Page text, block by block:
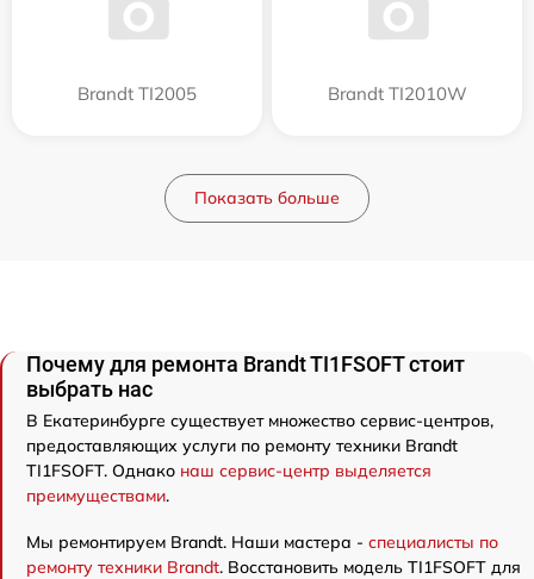
Brandt TI2005 Brandt TI2010W
Показать больше
Почему для ремонта Brandt TI1FSOFT стоит
выбрать нас
В Екатеринбурге существует множество сервис-центров,
предоставляющих услуги по ремонту техники Brandt
TI1FSOFT. Однако наш сервис-центр выделяется
преимуществами.
Мы ремонтируем Brandt. Наши мастера - специалисты по
ремонту техники Brandt. Восстановить модель TI1FSOFT для